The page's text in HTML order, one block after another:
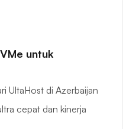
untuk
UltaHost di Azerbaijan
cepat dan kinerja